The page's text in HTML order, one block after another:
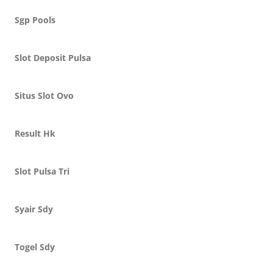
Sgp Pools
Slot Deposit Pulsa
Situs Slot Ovo
Result Hk
Slot Pulsa Tri
Syair Sdy
Togel Sdy